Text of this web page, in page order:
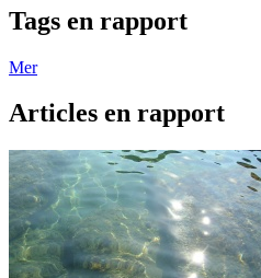
Tags en rapport
Mer
Articles en rapport